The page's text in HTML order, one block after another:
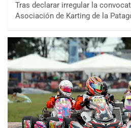
Tras declarar irregular la
Asociación de Karting de la